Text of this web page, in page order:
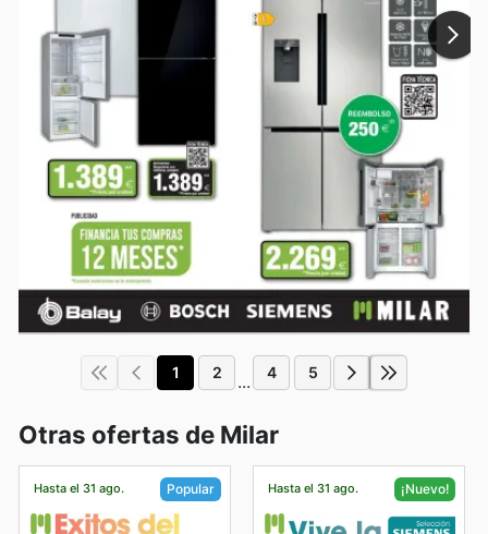
1 2 ... 4 5
Otras ofertas de Milar
Hasta el 31 ago. Popular Hasta el 31 ago. ¡Nuevo!